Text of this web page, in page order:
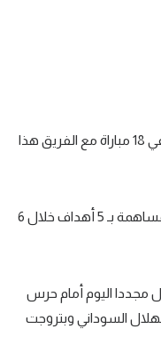
ووصل طاهر إلى 14 مساهمة تهديفية في 18 مباراة مع الفريق هذا
ومنذ عودة طاهر من الإصابة نجح في المساهمة بـ 5 أهداف خلال 6
اليوم أمام حرس
كل من الهلال السوداني وبتروجت